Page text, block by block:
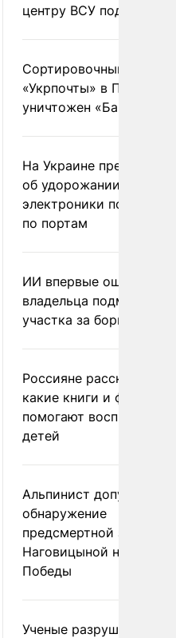
центру ВСУ под Киевом
Сортировочный пункт
«Укрпочты» в
уничтожен
На Украине
об удорожании
электроники после
по портам
ИИ впервые
владельца
участка за борщевик
Россияне рассказали,
какие книги и фильмы
помогают воспитывать
детей
Альпинист допустил
обнаружение
предсмертной записки
Наговицыной на пике
Победы
Ученые разрушили миф